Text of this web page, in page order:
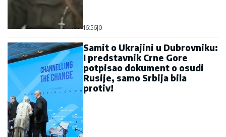
16:56 0
Samit o Ukrajini u Dubrovniku:
I predstavnik Crne Gore
potpisao dokument o osudi
Rusije, samo Srbija bila
protiv!